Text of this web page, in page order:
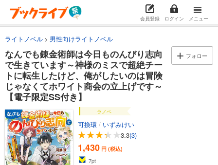
会員登録 ログイン メニュー
ライトノベル 男性向けライトノベル
なんでも錬金術師は今日ものんびり志向
で生きています～神様のミスで超絶チー
トに転生したけど、俺がしたいのは冒険
じゃなくてホワイト商会の立上げです～
【電子限定SS付き】
フォロー
ラノベ
可換環 / いずみけい
3.3(3)
1,430 円 (税込)
7pt